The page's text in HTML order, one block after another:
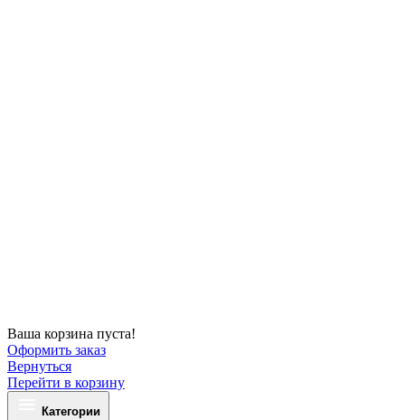
Ваша корзина пуста!
Оформить заказ
Вернуться
Перейти в корзину
Категории